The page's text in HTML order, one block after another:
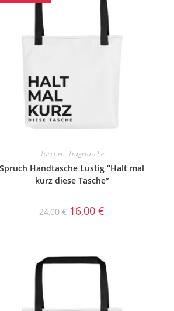
Taschen, Tragetasche
Spruch Handtasche Lustig “Halt mal
kurz diese Tasche”
24,00€ 16,00€